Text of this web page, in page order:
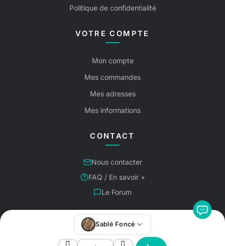
Sablé Foncé
Politique de confidentialité
VOTRE COMPTE
Mon compte
Mes commandes
Mes adresses
Mes informations
CONTACT
Nous contacter
FAQ / En savoir +
Le Forum